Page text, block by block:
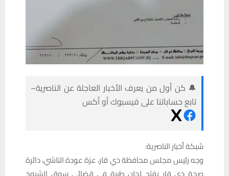
🔔 كن أول من يعرف الأخبار العاجلة عن الناصرية–
تابع حساباتنا على فيسبوك أو أكس
شبكة أخبار الناصرية:
وجه رئيس مجلس محافظة ذي قار، عزة عودة الناشي، دائرة